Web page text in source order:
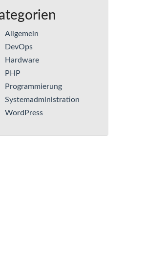
Allgemein
DevOps
Hardware
PHP
Programmierung
Systemadministration
WordPress